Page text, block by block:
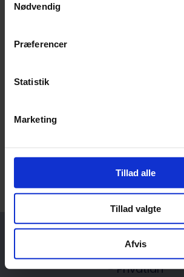
Nødvendig
Præferencer
Statistik
Marketing
Tillad alle
Tillad valgte
Afvis
Her er vi omtalt i pressen:
Børsen.dk
Wheon.com
SN.dk
Jyllandsposten.dk
Stiften.dk
POPULÆRE LÅN
- Privatlån